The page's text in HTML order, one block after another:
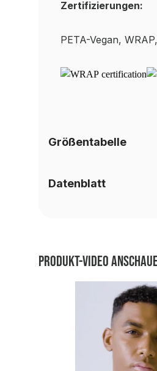
Zertifizierungen:
PETA-Vegan,
Größentabelle
Datenblatt
Produkt-Video